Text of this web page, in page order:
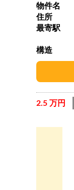
物件名
住所
最寄駅
構造
2.5 万円